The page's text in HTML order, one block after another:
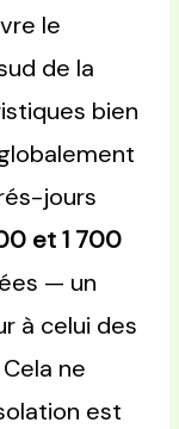
le
de la
bien
jours
et 1 700
— un
à celui des
ne
est